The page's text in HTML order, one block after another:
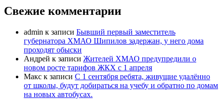
Свежие комментарии
admin к записи Бывший первый заместитель
губернатора ХМАО Шипилов задержан, у него дома
проходят обыски
Андрей к записи Жителей ХМАО предупредили о
новом росте тарифов ЖКХ с 1 апреля
Макс к записи С 1 сентября ребята, живущие удалённо
от школы, будут добираться на учебу и обратно по домам
на новых автобусах.